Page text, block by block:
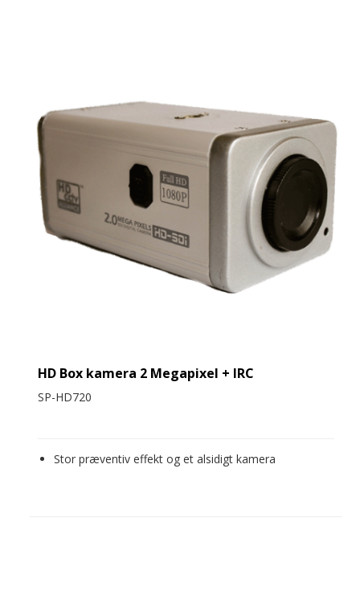
HD Box kamera 2 Megapixel + IRC
SP-HD720
Stor præventiv effekt og et alsidigt kamera